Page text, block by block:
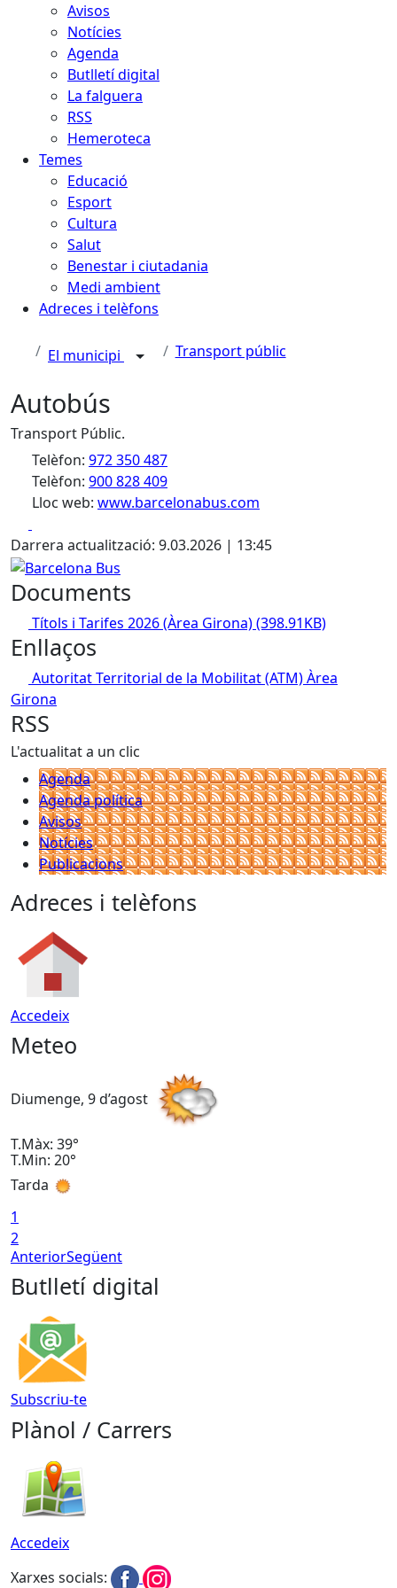
Avisos
Notícies
Agenda
Butlletí digital
La falguera
RSS
Hemeroteca
Temes
Educació
Esport
Cultura
Salut
Benestar i ciutadania
Medi ambient
Adreces i telèfons
El municipi Transport públic
Autobús
Transport Públic.
Telèfon: 972 350 487
Telèfon: 900 828 409
Lloc web: www.barcelonabus.com
Darrera actualització: 9.03.2026 | 13:45
Barcelona Bus
Documents
Títols i Tarifes 2026 (Àrea Girona)(398.91KB)
Enllaços
Autoritat Territorial de la Mobilitat (ATM) Àrea
Girona
RSS
L'actualitat a un clic
Agenda
Agenda política
Avisos
Notícies
Publicacions
Adreces i telèfons
Accedeix
Meteo
Diumenge, 9 d’agost
T.Màx: 39°
T.Min: 20°
Tarda
1
2
AnteriorSegüent
Butlletí digital
Subscriu-te
Plànol / Carrers
Accedeix
Xarxes socials: